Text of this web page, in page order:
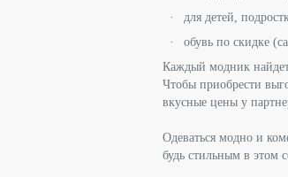
для детей,
обувь по скидке
Каждый модник
Чтобы приобрести
вкусные цены у
Одеваться модно и
будь стильным в этом